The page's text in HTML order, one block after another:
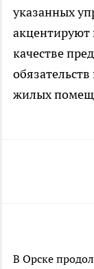
указанных
акцентируют
качестве
жилых
В Орске